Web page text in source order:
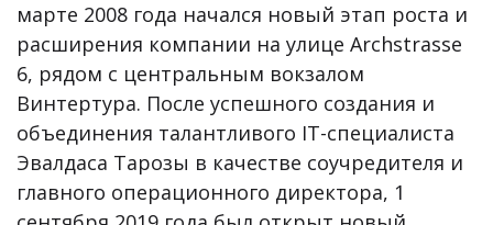
марте 2008 года начался новый этап роста и
расширения компании на улице Archstrasse
6, рядом с центральным вокзалом
Винтертура. После успешного создания и
объединения талантливого IT-специалиста
Эвалдаса Тарозы в качестве соучредителя и
главного операционного директора, 1